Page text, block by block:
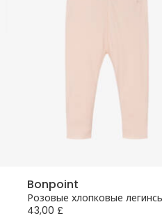
Bonpoint
Розовые хлопковые
43,00 £